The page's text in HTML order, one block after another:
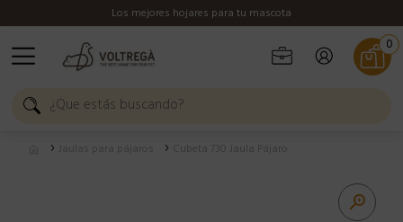
Los mejores hojares para tu mascota
0
